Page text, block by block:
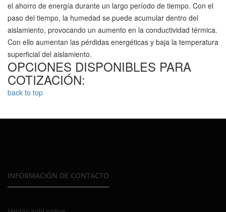
el ahorro de energía durante un largo período de tiempo. Con el
paso del tiempo, la humedad se puede acumular dentro del
aislamiento, provocando un aumento en la conductividad térmica.
Con ello aumentan las pérdidas energéticas y baja la temperatura
superficial del aislamiento.
OPCIONES DISPONIBLES PARA
COTIZACIÓN:
back to top
INFORMACIÓN DE CONTACTO